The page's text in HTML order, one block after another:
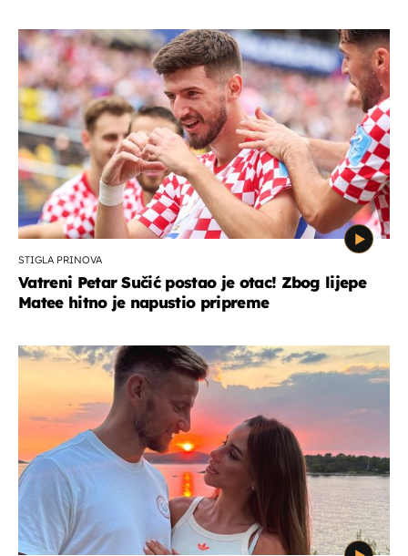
STIGLA PRINOVA
Vatreni Petar Sučić postao je otac! Zbog lijepe
Matee hitno je napustio pripreme